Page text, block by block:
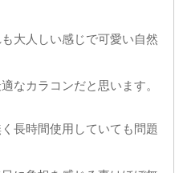
大人しい感じで可愛い自然
なカラコンだと思います。
長時間使用していても問題